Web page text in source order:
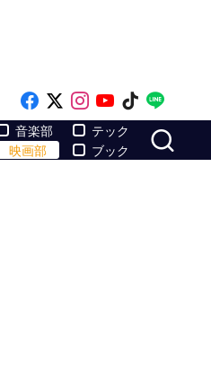
Like on Facebook
Follow on x
Follow on
Follow on
Follow
音楽部
映画部
テック
ブック